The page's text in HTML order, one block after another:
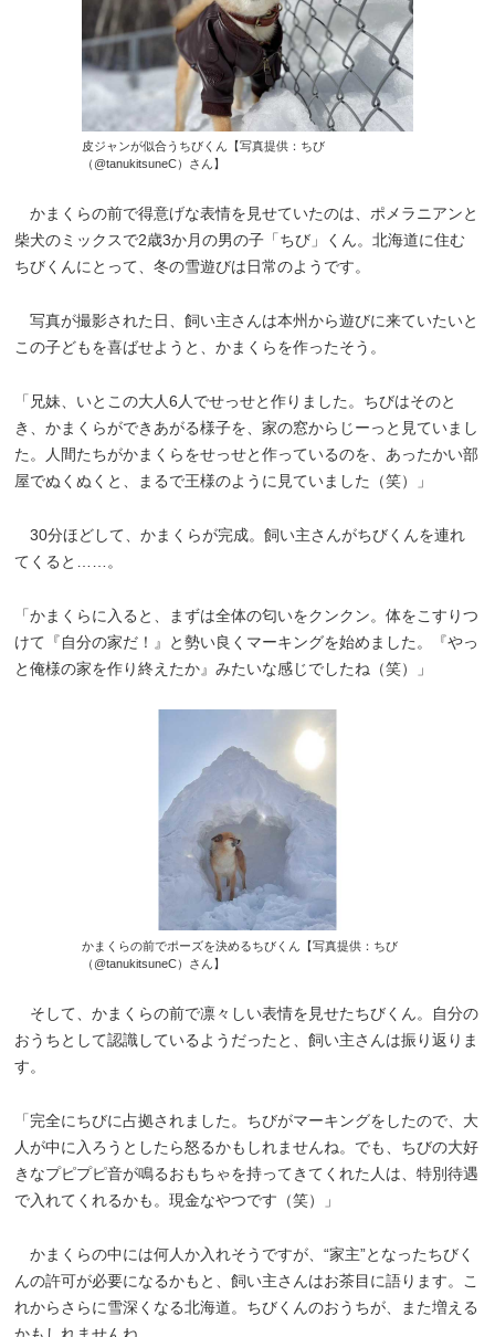
皮ジャンが似合うちびくん【写真提供：ちび
（@tanukitsuneC）さん】
かまくらの前で得意げな表情を見せていたのは、ポメラニアンと
柴犬のミックスで2歳3か月の男の子「ちび」くん。北海道に住む
ちびくんにとって、冬の雪遊びは日常のようです。
写真が撮影された日、飼い主さんは本州から遊びに来ていたいと
この子どもを喜ばせようと、かまくらを作ったそう。
「兄妹、いとこの大人6人でせっせと作りました。ちびはそのと
き、かまくらができあがる様子を、家の窓からじーっと見ていまし
た。人間たちがかまくらをせっせと作っているのを、あったかい部
屋でぬくぬくと、まるで王様のように見ていました（笑）」
30分ほどして、かまくらが完成。飼い主さんがちびくんを連れ
てくると……。
「かまくらに入ると、まずは全体の匂いをクンクン。体をこすりつ
けて『自分の家だ！』と勢い良くマーキングを始めました。『やっ
と俺様の家を作り終えたか』みたいな感じでしたね（笑）」
かまくらの前でポーズを決めるちびくん【写真提供：ちび
（@tanukitsuneC）さん】
そして、かまくらの前で凛々しい表情を見せたちびくん。自分の
おうちとして認識しているようだったと、飼い主さんは振り返りま
す。
「完全にちびに占拠されました。ちびがマーキングをしたので、大
人が中に入ろうとしたら怒るかもしれませんね。でも、ちびの大好
きなプピプピ音が鳴るおもちゃを持ってきてくれた人は、特別待遇
で入れてくれるかも。現金なやつです（笑）」
かまくらの中には何人か入れそうですが、“家主”となったちびく
んの許可が必要になるかもと、飼い主さんはお茶目に語ります。こ
れからさらに雪深くなる北海道。ちびくんのおうちが、また増える
かもしれませんね。